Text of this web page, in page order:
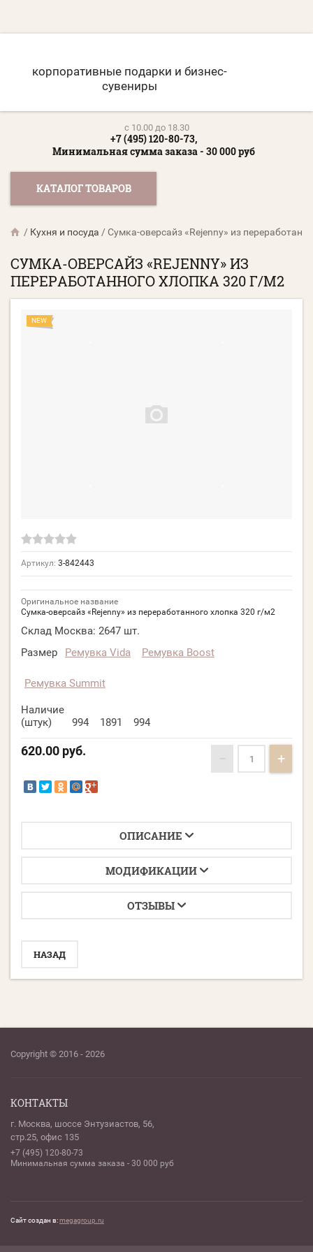
корпоративные подарки и бизнес-
сувениры
c 10.00 до 18.30
+7 (495) 120-80-73,
Минимальная сумма заказа - 30 000 руб
КАТАЛОГ ТОВАРОВ
/ Кухня и посуда /Сумка-оверсайз «Rejenny» из
СУМКА-ОВЕРСАЙЗ «REJENNY» ИЗ
ПЕРЕРАБОТАННОГО ХЛОПКА 320 Г/М2
NEW
Артикул: 3-842443
Оригинальное название
Сумка-оверсайз «Rejenny» из переработанного хлопка 320 г/м2
Склад Москва: 2647 шт.
Размер
Ремувка Vida Ремувка Boost
Ремувка Summit
Наличие
(штук)
994 1891 994
620.00 руб. − +
ОПИСАНИЕ
МОДИФИКАЦИИ
ОТЗЫВЫ
НАЗАД
Copyright © 2016 - 2026
КОНТАКТЫ
г. Москва, шоссе Энтузиастов, 56,
стр.25, офис 135
+7 (495) 120-80-73
Минимальная сумма заказа - 30 000 руб
Сайт создан в:megagroup.ru